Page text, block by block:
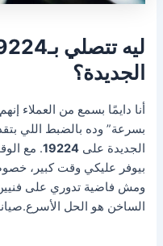
الجديدة؟
أنا دايمًا بسمع من العملاء
بسرعة” وده بالضبط اللي
الجديدة على19224. مع
بيوفر عليكي وقت كبير،
ومش فاضية تدوري على فنيين
الساخن هو الحل